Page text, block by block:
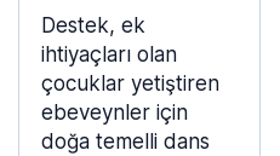
Destek, ek
ihtiyaçları olan
çocuklar yetiştiren
ebeveynler için
doğa temelli dans